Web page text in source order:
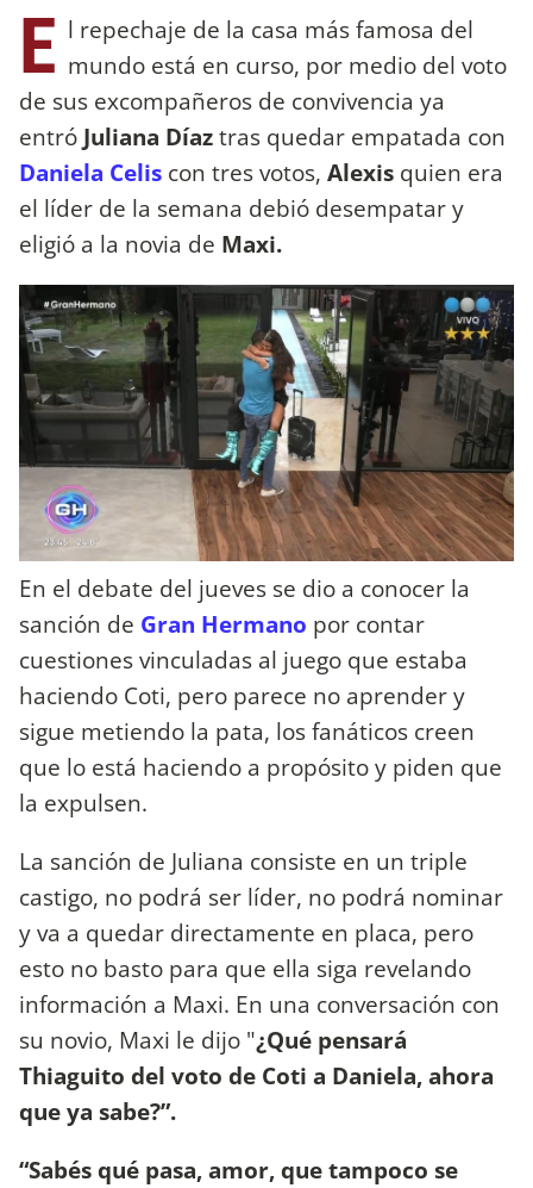
E l repechaje de la casa más famosa del
mundo está en curso, por medio del voto
de sus excompañeros de convivencia ya
entró Juliana Díaztras quedar empatada con
Daniela Celis con tres votos, Alexis quien era
el líder de la semana debió desempatar y
eligió a la novia de Maxi.
En el debate del jueves se dio a conocer la
sanción de Gran Hermano por contar
cuestiones vinculadas al juego que estaba
haciendo Coti, pero parece no aprender y
sigue metiendo la pata, los fanáticos creen
que lo está haciendo a propósito y piden que
la expulsen.
La sanción de Juliana consiste en un triple
castigo, no podrá ser líder, no podrá nominar
y va a quedar directamente en placa, pero
esto no basto para que ella siga revelando
información a Maxi. En una conversación con
su novio, Maxi le dijo "¿Qué pensará
Thiaguito del voto de Coti a Daniela, ahora
que ya sabe?”.
“Sabés qué pasa, amor, que tampoco se